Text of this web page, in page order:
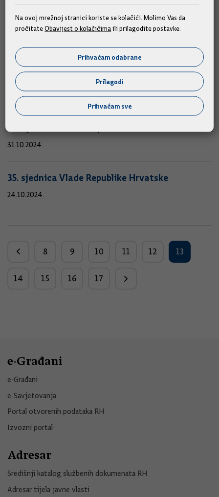
38. sjednica Vlade Republike Hrvatske
06.11.2024.
37. (telefonska) sjednica Vlade Republike
Hrvatske
04.11.2024.
36. sjednica Vlade Republike Hrvatske
31.10.2024.
35. sjednica Vlade Republike Hrvatske
24.10.2024.
8 9 10 11 12 13
14 15 16 17
e-Građani
e-Građani
e-Savjetovanja
Portal otvorenih podataka RH
Izvozni portal
Adresar
Središnji katalog službenih dokumenata RH
Adresar tijela javne vlasti
Na ovoj mrežnoj stranici koriste se kolačići. Molimo Vas da
pročitateObavijest o kolačićimaili prilagodite postavke.
Prihvaćam odabrane
Prilagodi
Prihvaćam sve